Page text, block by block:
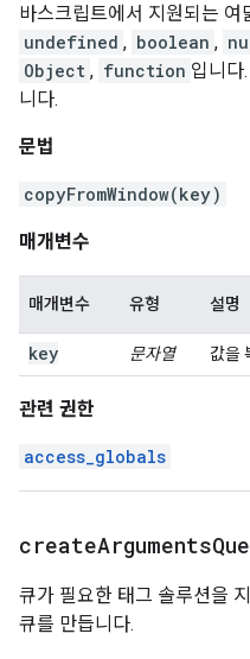
바스크립트에서 지원되는 여
undefined , boolean ,
Object , function 입니다
니다.
문법
copyFromWindow(key)
매개변수
매개변수 유형 설명
key 문자열 값을
관련 권한
access_globals
createArguments
큐가 필요한 태그 솔루션을
큐를 만듭니다.